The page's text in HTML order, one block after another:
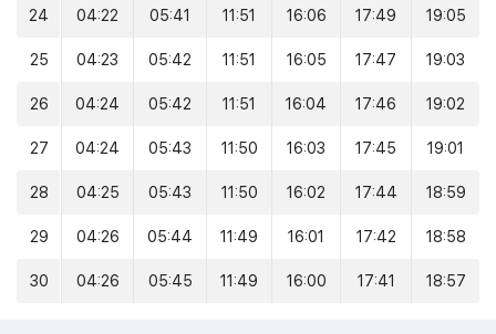
24 04:22 05:41 11:51 16:06 17:49 19:05
25 04:23 05:42 11:51 16:05 17:47 19:03
26 04:24 05:42 11:51 16:04 17:46 19:02
27 04:24 05:43 11:50 16:03 17:45 19:01
28 04:25 05:43 11:50 16:02 17:44 18:59
29 04:26 05:44 11:49 16:01 17:42 18:58
30 04:26 05:45 11:49 16:00 17:41 18:57